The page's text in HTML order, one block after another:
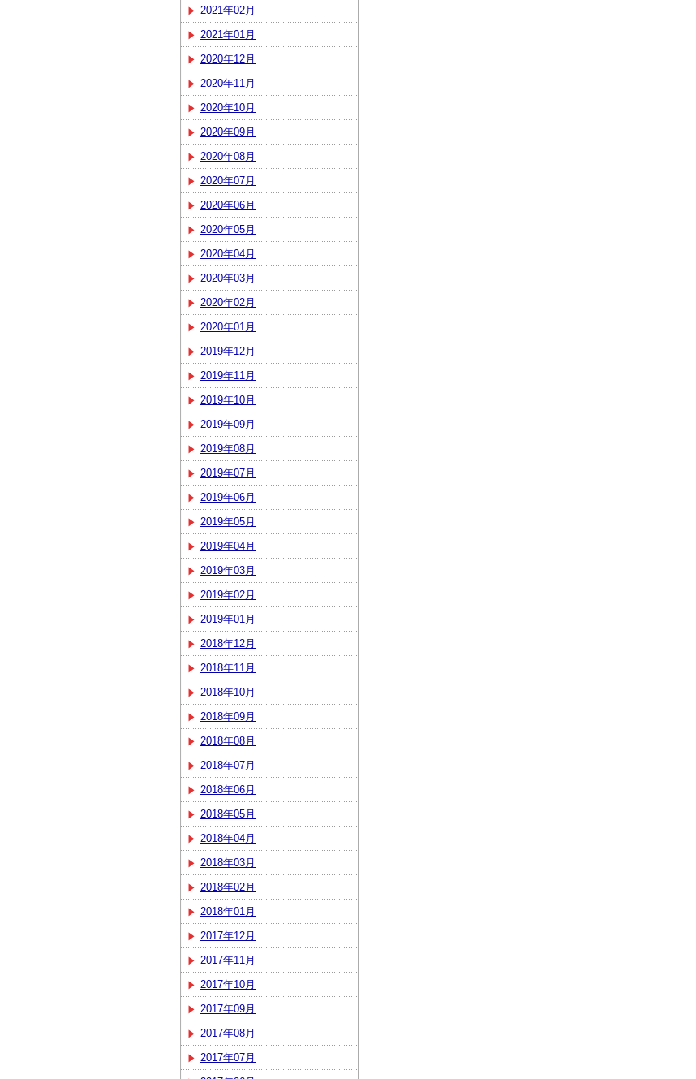
2021年02月
2021年01月
2020年12月
2020年11月
2020年10月
2020年09月
2020年08月
2020年07月
2020年06月
2020年05月
2020年04月
2020年03月
2020年02月
2020年01月
2019年12月
2019年11月
2019年10月
2019年09月
2019年08月
2019年07月
2019年06月
2019年05月
2019年04月
2019年03月
2019年02月
2019年01月
2018年12月
2018年11月
2018年10月
2018年09月
2018年08月
2018年07月
2018年06月
2018年05月
2018年04月
2018年03月
2018年02月
2018年01月
2017年12月
2017年11月
2017年10月
2017年09月
2017年08月
2017年07月